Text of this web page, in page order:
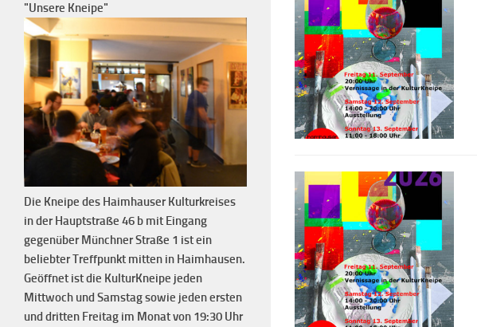
"Unsere Kneipe"
Die Kneipe des Haimhauser Kulturkreises
in der Hauptstraße 46 b mit Eingang
gegenüber Münchner Straße 1 ist ein
beliebter Treffpunkt mitten in Haimhausen.
Geöffnet ist die KulturKneipe jeden
Mittwoch und Samstag sowie jeden ersten
und dritten Freitag im Monat von 19:30 Uhr